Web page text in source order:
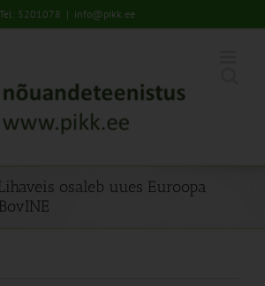
Tel: 5201078 | info@pikk.ee
osaleb uues Euroopa